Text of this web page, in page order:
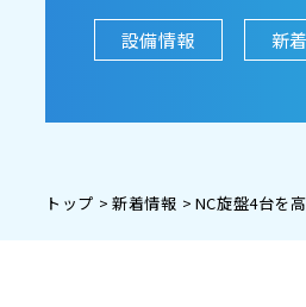
設備情報 新
トップ 新着情報 NC旋盤4台を